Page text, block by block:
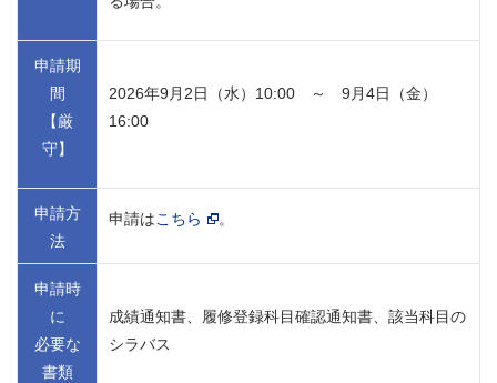
申請期
間
【厳
守】
2026年9月2日（水）10:00 ～ 9月4日（金）
16:00
申請方
法
申請はこちら 。
申請時
に
必要な
書類
成績通知書、履修登録科目確認通知書、該当科目の
シラバス